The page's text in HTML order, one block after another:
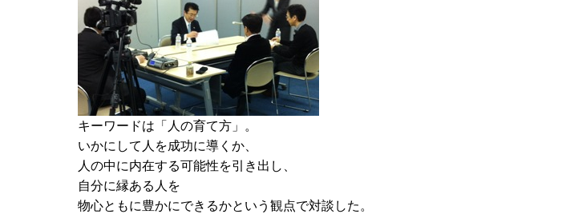
キーワードは「人の育て方」。
いかにして人を成功に導くか、
人の中に内在する可能性を引き出し、
自分に縁ある人を
物心ともに豊かにできるかという観点で対談した。